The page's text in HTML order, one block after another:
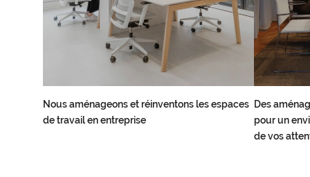
Nous aménageons et réinventons les espaces
de travail en entreprise
Des
pour un
de vos